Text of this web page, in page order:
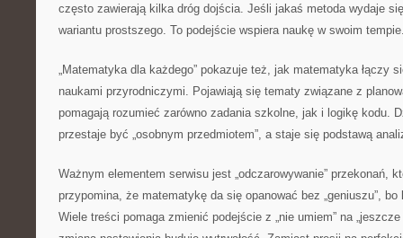
często zawierają kilka dróg dojścia. Jeśli jakaś metoda wydaje
wariantu prostszego. To podejście wspiera naukę w swoim
„Matematyka dla każdego” pokazuje też, jak matematyka łączy
naukami przyrodniczymi. Pojawiają się tematy związane z
pomagają rozumieć zarówno zadania szkolne, jak i logikę kodu.
przestaje być „osobnym przedmiotem”, a staje się podstawą
Ważnym elementem serwisu jest „odczarowywanie” przekonań,
przypomina, że matematykę da się opanować bez „geniuszu”,
Wiele treści pomaga zmienić podejście z „nie umiem” na